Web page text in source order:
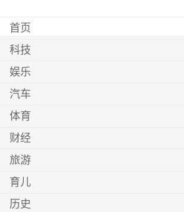
首页
科技
娱乐
汽车
体育
财经
旅游
育儿
历史